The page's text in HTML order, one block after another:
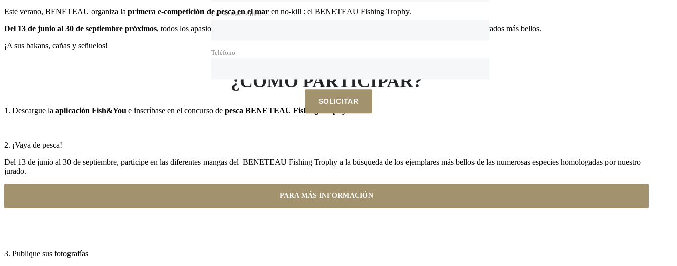
Este verano, BENETEAU organiza la primera e-competición de pesca en el mar en no-kill : el BENETEAU Fishing Trophy.
Del 13 de junio al 30 de septiembre próximos, todos los apasionados de la pesca en el mar podrán practicar su afición y competir persiguiendo los pescados más bellos.
¡A sus bakans, cañas y señuelos!
¿CÓMO PARTICIPAR?
1. Descargue la aplicación Fish&You e inscríbase en el concurso de pesca BENETEAU Fishing Trophy
2. ¡Vaya de pesca!
Del 13 de junio al 30 de septiembre, participe en las diferentes mangas del BENETEAU Fishing Trophy a la búsqueda de los ejemplares más bellos de las numerosas especies homologadas por nuestro
jurado.
PARA MÁS INFORMACIÓN
3. Publique sus fotografías
Correo electrónico
Teléfono
SOLICITAR